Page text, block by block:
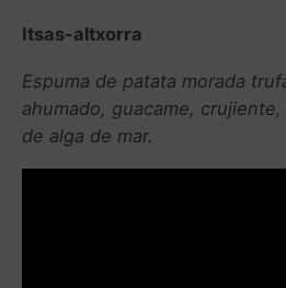
Itsas-altxorra
Espuma de patata morada
ahumado, guacame,
de alga de mar.